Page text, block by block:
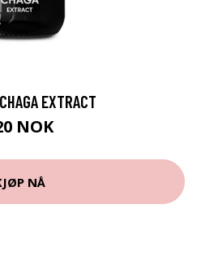
EXTRACT
NOK
NÅ